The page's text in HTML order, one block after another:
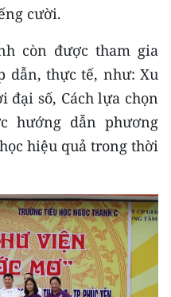
cười.
còn được tham gia
dẫn, thực tế, như: Xu
đại số, Cách lựa chọn
hướng dẫn phương
hiệu quả trong thời